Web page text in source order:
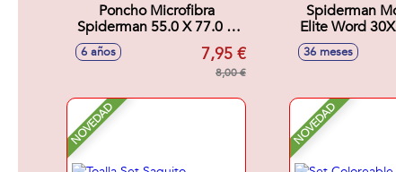
Poncho Microfibra
Spiderman 55.0 X 77.0 X
6 años 7,95 €
8,00 €
Spiderman
Elite Word
36 meses
NOVEDAD NOVEDAD